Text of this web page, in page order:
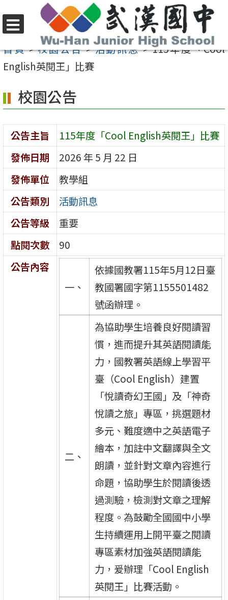
至
要
容
區
選
單
首頁>校園公告>活動訊息>115年度「Cool
English英閱王」比賽
校園公告
公告主旨
115年度「Cool English英閱王」比賽
發佈日期
2026 年 5 月 22 日
發佈單位
教學組
公告類別
活動訊息
公告等級
重要
點閱次數
90
公告內容
一、
依據國教署115年5月12日臺
教國署國字第1155501482
號函辦理。
二、
為協助學生培養良好閱讀習
慣，進而提升其英語閱讀能
力，國教署英語線上學習平
臺（Cool English）建置
「悅讀奇幻王國」及「神奇
悅讀之旅」專區，挑選題材
多元、難度適中之英語電子
繪本，加註中文翻譯與全文
朗讀，並針對文章內容進行
命題，協助學生於閱讀後透
過測驗，檢測對文章之理解
程度。為鼓勵全國國中小學
生持續運用上開平臺之閱讀
專區素材加強英語閱讀能
力，爰辦理「Cool English
英閱王」比賽活動。